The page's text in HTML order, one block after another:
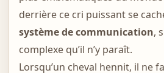
derrière ce cri puissant se
système de communication,
complexe qu’il n’y paraît.
Lorsqu’un cheval hennit, il ne